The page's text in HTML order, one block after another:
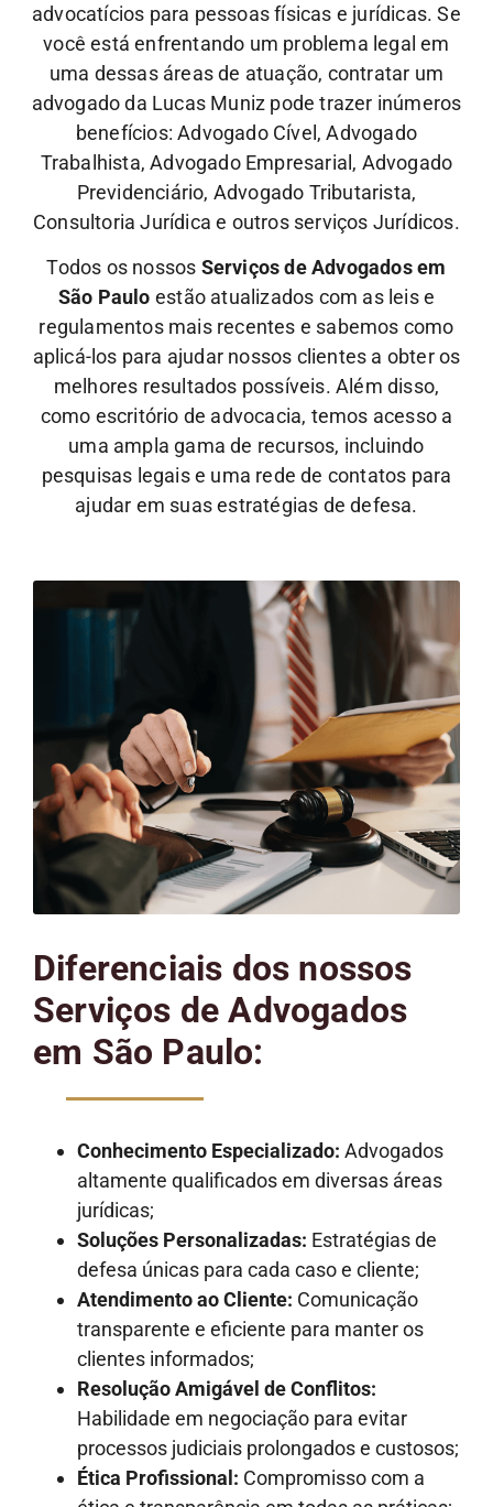
advocatícios para pessoas físicas e jurídicas. Se
você está enfrentando um problema legal em
uma dessas áreas de atuação, contratar um
advogado da Lucas Muniz pode trazer inúmeros
benefícios: Advogado Cível, Advogado
Trabalhista, Advogado Empresarial, Advogado
Previdenciário, Advogado Tributarista,
Consultoria Jurídica e outros serviços Jurídicos.
Todos os nossos Serviços de Advogados em
São Paulo estão atualizados com as leis e
regulamentos mais recentes e sabemos como
aplicá-los para ajudar nossos clientes a obter os
melhores resultados possíveis. Além disso,
como escritório de advocacia, temos acesso a
uma ampla gama de recursos, incluindo
pesquisas legais e uma rede de contatos para
ajudar em suas estratégias de defesa.
Diferenciais dos nossos
Serviços de Advogados
em São Paulo:
Conhecimento Especializado: Advogados
altamente qualificados em diversas áreas
jurídicas;
Soluções Personalizadas: Estratégias de
defesa únicas para cada caso e cliente;
Atendimento ao Cliente: Comunicação
transparente e eficiente para manter os
clientes informados;
Resolução Amigável de Conflitos:
Habilidade em negociação para evitar
processos judiciais prolongados e custosos;
Ética Profissional: Compromisso com a